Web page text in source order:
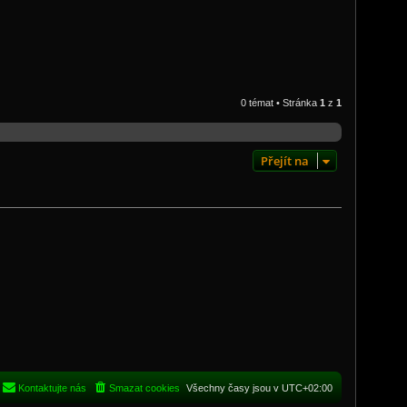
0 témat • Stránka 1 z 1
Přejít na
Všechny časy jsou v UTC+02:00
Smazat cookies
Kontaktujte nás